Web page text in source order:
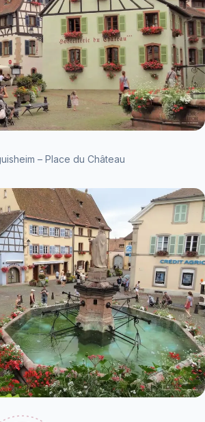
– Place du Château